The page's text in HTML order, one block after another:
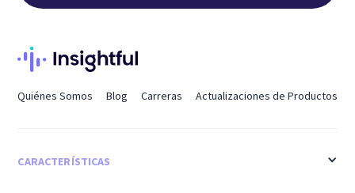
Quiénes Somos Blog Carreras Actualizaciones de Productos
CARACTERÍSTICAS